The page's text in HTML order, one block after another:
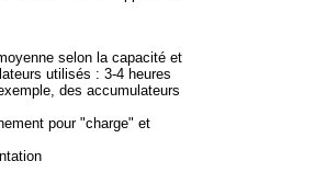
selon la capacité et
utilisés : 3-4 heures
des accumulateurs
pour "charge" et